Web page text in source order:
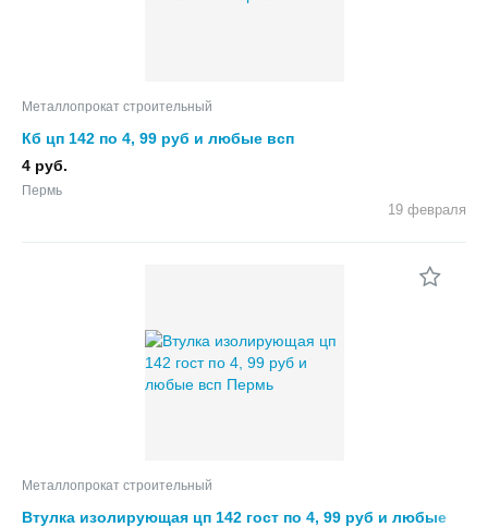
Металлопрокат строительный
Кб цп 142 по 4, 99 руб и любые всп
4 руб.
Пермь
19 февраля
Металлопрокат строительный
Втулка изолирующая цп 142 гост по 4, 99 руб и любые